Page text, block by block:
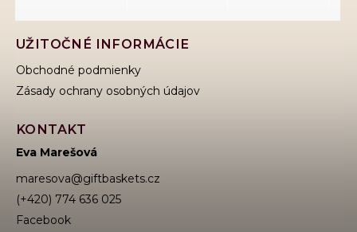
UŽITOČNÉ INFORMÁCIE
Obchodné podmienky
Zásady ochrany osobných údajov
KONTAKT
Eva Marešová
maresova@giftbaskets.cz
(+420) 774 636 025
Facebook